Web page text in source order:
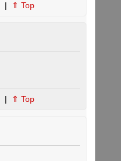
| ⇑ Top
| ⇑ Top